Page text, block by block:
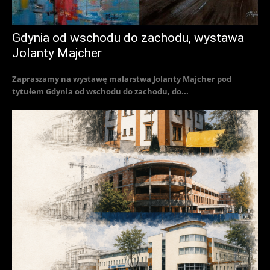
Gdynia od wschodu do zachodu, wystawa
Jolanty Majcher
Zapraszamy na wystawę malarstwa Jolanty Majcher pod
tytułem Gdynia od wschodu do zachodu, do...